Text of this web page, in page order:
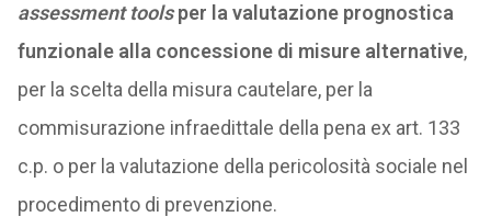
assessment toolsper la valutazione prognostica
funzionale alla concessione di misure alternative,
per la scelta della misura cautelare, per la
commisurazione infraedittale della pena ex art. 133
c.p. o per la valutazione della pericolosità sociale nel
procedimento di prevenzione.